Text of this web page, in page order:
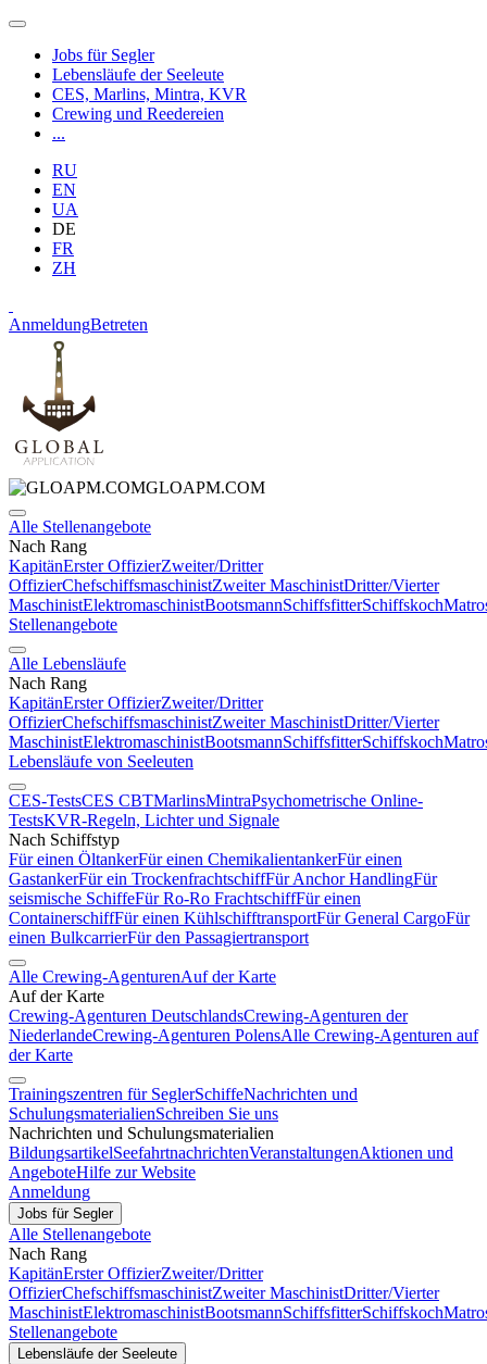
Jobs für Segler
Lebensläufe der Seeleute
CES, Marlins, Mintra, KVR
Crewing und Reedereien
...
RU
EN
UA
DE
FR
ZH
AnmeldungBetreten
GLOAPM.COM
Alle Stellenangebote
Nach Rang
KapitänErster OffizierZweiter/Dritter
OffizierChefschiffsmaschinistZweiter MaschinistDritter/Vierter
MaschinistElektromaschinistBootsmannSchiffsfitterSchiffskoch
Stellenangebote
Alle Lebensläufe
Nach Rang
KapitänErster OffizierZweiter/Dritter
OffizierChefschiffsmaschinistZweiter MaschinistDritter/Vierter
MaschinistElektromaschinistBootsmannSchiffsfitterSchiffskoch
Lebensläufe von Seeleuten
CES-TestsCES CBTMarlinsMintraPsychometrische Online-
TestsKVR-Regeln, Lichter und Signale
Nach Schiffstyp
Für einen ÖltankerFür einen ChemikalientankerFür einen
GastankerFür ein TrockenfrachtschiffFür Anchor HandlingFür
seismische SchiffeFür Ro-Ro FrachtschiffFür einen
ContainerschiffFür einen KühlschifftransportFür General CargoFür
einen BulkcarrierFür den Passagiertransport
Alle Crewing-AgenturenAuf der Karte
Auf der Karte
Crewing-Agenturen DeutschlandsCrewing-Agenturen der
NiederlandeCrewing-Agenturen PolensAlle Crewing-Agenturen auf
der Karte
Trainingszentren für SeglerSchiffeNachrichten und
SchulungsmaterialienSchreiben Sie uns
Nachrichten und Schulungsmaterialien
BildungsartikelSeefahrtnachrichtenVeranstaltungenAktionen und
AngeboteHilfe zur Website
Anmeldung
Jobs für Segler
Alle Stellenangebote
Nach Rang
KapitänErster OffizierZweiter/Dritter
OffizierChefschiffsmaschinistZweiter MaschinistDritter/Vierter
MaschinistElektromaschinistBootsmannSchiffsfitterSchiffskoch
Stellenangebote
Lebensläufe der Seeleute